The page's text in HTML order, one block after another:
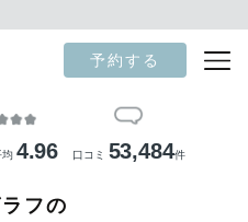
予約する
均 4.96 口コミ 53,484件
フの